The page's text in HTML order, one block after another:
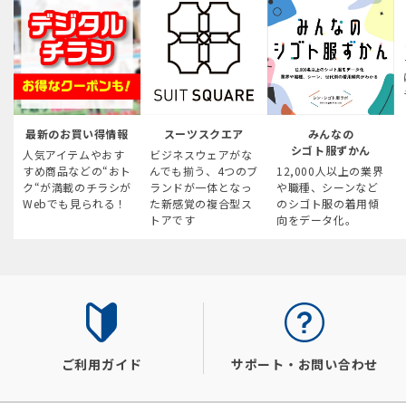
最新のお買い得情報
人気アイテムやおす
すめ商品などの“おト
ク“が満載のチラシが
Webでも見られる！
スーツスクエア
ビジネスウェアがな
んでも揃う、4つのブ
ランドが一体となっ
た新感覚の複合型ス
トアです
みんなの
シゴト服ずかん
12,000人以上の業界
や職種、シーンなど
のシゴト服の着用傾
向をデータ化。
ご利用ガイド サポート・お問い合わせ